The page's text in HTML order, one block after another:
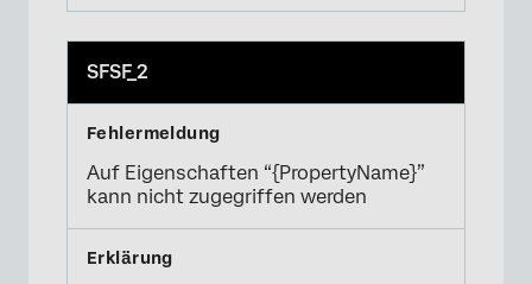
SFSF_2
Auf Eigenschaften “{PropertyName}”
kann nicht zugegriffen werden